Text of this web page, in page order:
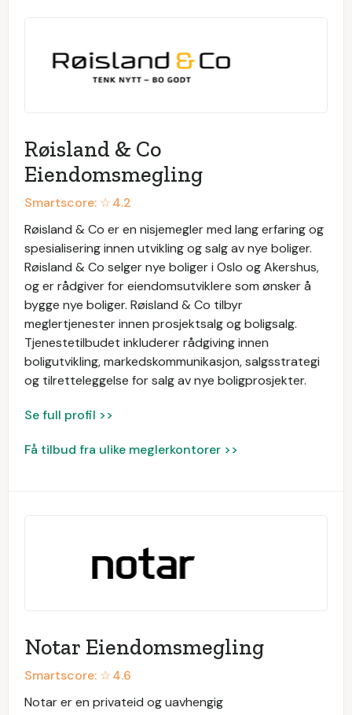
Røisland & Co
Eiendomsmegling
Smartscore: ☆4.2
Røisland & Co er en nisjemegler med lang erfaring og
spesialisering innen utvikling og salg av nye boliger.
Røisland & Co selger nye boliger i Oslo og Akershus,
og er rådgiver for eiendomsutviklere som ønsker å
bygge nye boliger. Røisland & Co tilbyr
meglertjenester innen prosjektsalg og boligsalg.
Tjenestetilbudet inkluderer rådgiving innen
boligutvikling, markedskommunikasjon, salgsstrategi
og tilretteleggelse for salg av nye boligprosjekter.
Se full profil >>
Få tilbud fra ulike meglerkontorer >>
Notar Eiendomsmegling
Smartscore: ☆4.6
Notar er en privateid og uavhengig